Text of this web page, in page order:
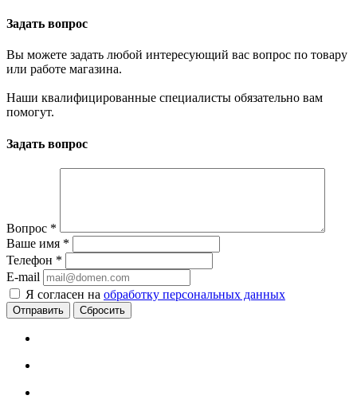
Задать вопрос
Вы можете задать любой интересующий вас вопрос по товару
или работе магазина.
Наши квалифицированные специалисты обязательно вам
помогут.
Задать вопрос
Вопрос *
Ваше имя *
Телефон *
E-mail
Я согласен на обработку персональных данных
Сбросить